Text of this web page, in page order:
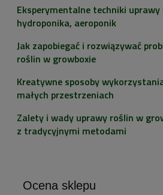
Eksperymentalne techniki
hydroponika, aeroponik
Jak zapobiegać i rozwiązywać
roślin w growboxie
Kreatywne sposoby
małych przestrzeniach
Zalety i wady uprawy roślin w
z tradycyjnymi metodami
Ocena sklepu